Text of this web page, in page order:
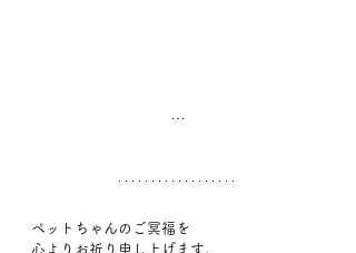
ペットちゃんのご冥福を
心よりお祈り申し上げます。